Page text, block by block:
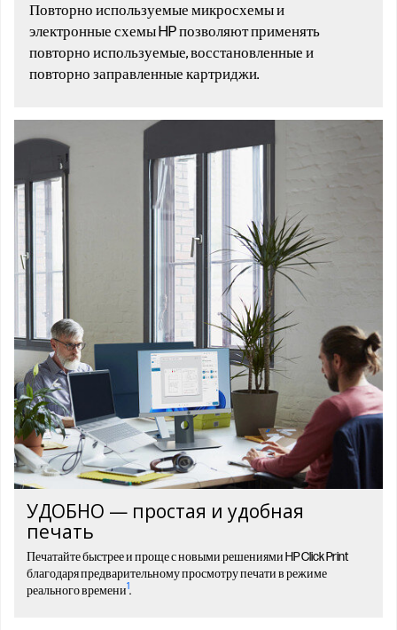
Повторно используемые микросхемы и
электронные схемы HP позволяют применять
повторно используемые, восстановленные и
повторно заправленные картриджи.
УДОБНО — простая и удобная
печать
Печатайте быстрее и проще с новыми решениями HP Click Print
благодаря предварительному просмотру печати в режиме
реального времени1.